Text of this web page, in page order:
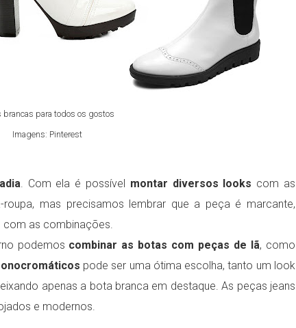
brancas para todos os gostos
Imagens: Pinterest
. Com ela é possível montar diversos looks com as
mas precisamos lembrar que a peça é marcante,
com as combinações.
podemos combinar as botas com peças de lã, como
pode ser uma ótima escolha, tanto um look
apenas a bota branca em destaque. As peças jeans
e modernos.